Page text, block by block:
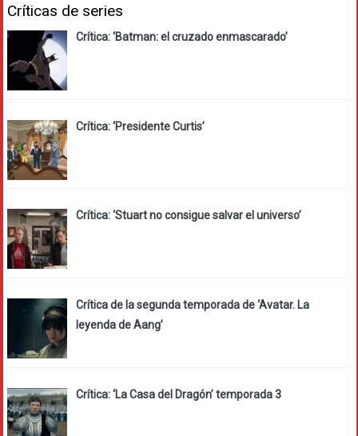
Críticas de series
Crítica: ‘Batman: el cruzado enmascarado’
Crítica: ‘Presidente Curtis’
Crítica: ‘Stuart no consigue salvar el universo’
Crítica de la segunda temporada de ‘Avatar. La
leyenda de Aang’
Crítica: ‘La Casa del Dragón’ temporada 3